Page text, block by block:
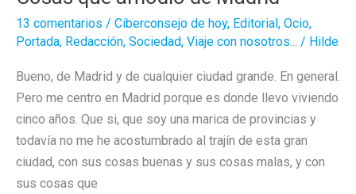
13 comentarios / Ciberconsejo de hoy, Editorial, Ocio,
Portada, Redacción, Sociedad, Viaje con nosotros... / Hilde
Bueno, de Madrid y de cualquier ciudad grande. En general.
Pero me centro en Madrid porque es donde llevo viviendo
cinco años. Que si, que soy una marica de provincias y
todavía no me he acostumbrado al trajín de esta gran
ciudad, con sus cosas buenas y sus cosas malas, y con
sus cosas que